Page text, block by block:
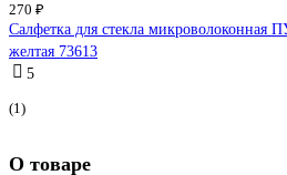
270 ₽
Салфетка для стекла микроволоконная
желтая 73613
5
(1)
О товаре